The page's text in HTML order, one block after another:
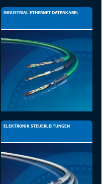
INDUSTRIAL ETHERNET DATENKABEL
ELEKTRONIK STEUERLEITUNGEN